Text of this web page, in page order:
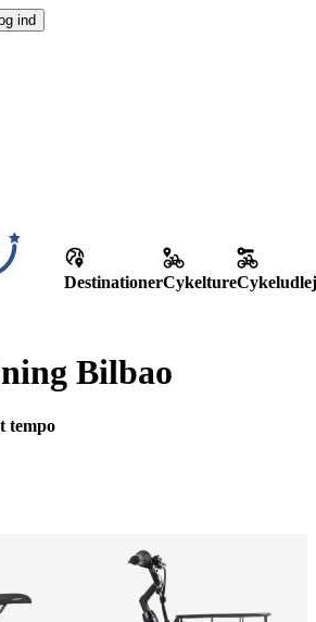
ind
DestinationerCykelture
Bilbao
tempo